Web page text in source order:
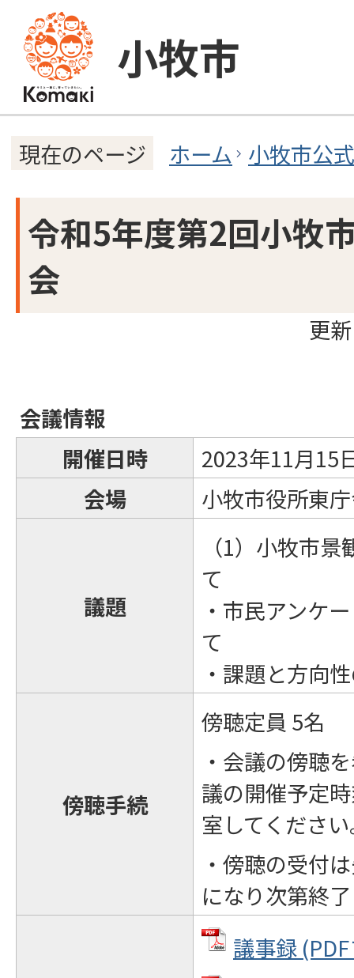
小牧市
現在のページ ホーム 小牧市公
令和5年度第2回小牧
会
更
会議情報
開催日時
2023年11月15
会場
小牧市役所東
議題
（1）小牧市
て
・市民アンケ
て
・課題と方向
傍聴手続
傍聴定員 5名
・会議の傍聴
議の開催予定
室してくださ
・傍聴の受付
になり次第終
議事録